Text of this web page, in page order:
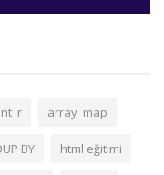
array_map
BY html eğitimi